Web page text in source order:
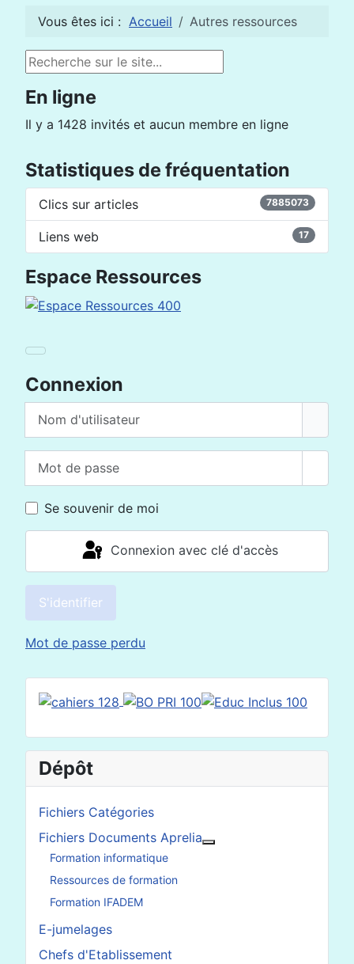
Espace Ressources
Connexion
Se souvenir de moi
Connexion avec clé d'accès
S'identifier
Mot de passe perdu
Dépôt
Fichiers Catégories
Fichiers Documents Aprelia
Formation informatique
Ressources de formation
Formation IFADEM
E-jumelages
Chefs d'Etablissement
Vous êtes ici : Accueil Autres ressources
Rechercher
En ligne
Il y a 1428 invités et aucun membre en ligne
Statistiques de fréquentation
Clics sur articles 7885073
Liens web 17